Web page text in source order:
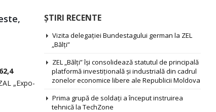
„Expo-
ŞTIRI RECENTE
Vizita delegației Bundestagului german la ZEL
„Bălți”
ZEL „Bălți” își consolidează statutul de principală
platformă investițională și industrială din cadrul
zonelor economice libere ale Republicii Moldova
Prima grupă de soldați a început instruirea
tehnică la TechZone